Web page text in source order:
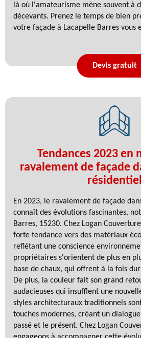
là où l'amateurisme mène souvent à
décevants. Prenez le temps de bien
votre façade à Lacapelle Barres vous
Devis gratuit
Tendances 2023 en
ravalement de façade
résidentiel
En 2023, le ravalement de façade
connaît des évolutions fascinantes,
Barres, 15230. Chez Logan
forte tendance vers des matériaux
reflétant une conscience
propriétaires s'orientent de plus en
base de chaux, qui offrent à la fois
De plus, la couleur fait son grand
audacieuses qui insufflent une
styles architecturaux traditionnels
touches modernes, créant un
passé et le présent. Chez Logan